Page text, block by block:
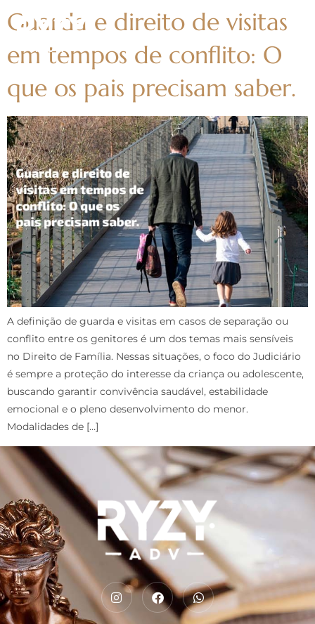
Guarda e direito de visitas
em tempos de conflito: O
que os pais precisam saber.
A definição de guarda e visitas em casos de separação ou
conflito entre os genitores é um dos temas mais sensíveis
no Direito de Família. Nessas situações, o foco do Judiciário
é sempre a proteção do interesse da criança ou adolescente,
buscando garantir convivência saudável, estabilidade
emocional e o pleno desenvolvimento do menor.
Modalidades de […]